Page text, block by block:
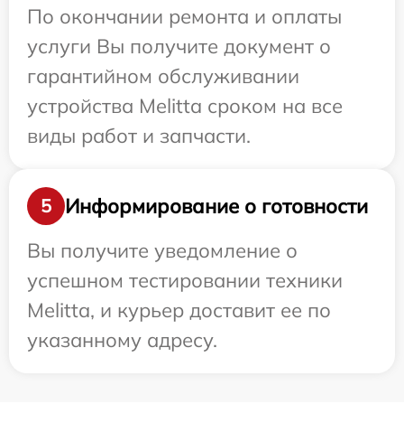
По окончании ремонта и оплаты
услуги Вы получите документ о
гарантийном обслуживании
устройства Melitta сроком на все
виды работ и запчасти.
5
Информирование о готовности
Вы получите уведомление о
успешном тестировании техники
Melitta, и курьер доставит ее по
указанному адресу.